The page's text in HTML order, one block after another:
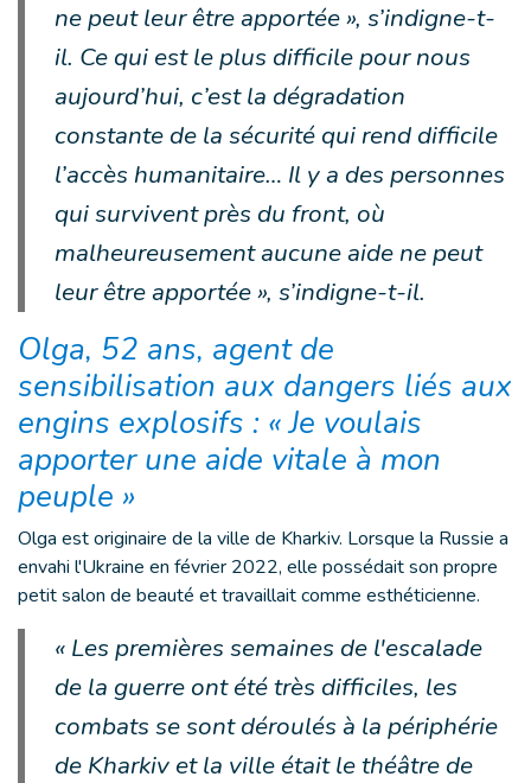
ne peut leur être apportée », s’indigne-t-
il. Ce qui est le plus difficile pour nous
aujourd’hui, c’est la dégradation
constante de la sécurité qui rend difficile
l’accès humanitaire… Il y a des personnes
qui survivent près du front, où
malheureusement aucune aide ne peut
leur être apportée », s’indigne-t-il.
Olga, 52 ans, agent de
sensibilisation aux dangers liés aux
engins explosifs : « Je voulais
apporter une aide vitale à mon
peuple »
Olga est originaire de la ville de Kharkiv. Lorsque la Russie a
envahi l'Ukraine en février 2022, elle possédait son propre
petit salon de beauté et travaillait comme esthéticienne.
« Les premières semaines de l'escalade
de la guerre ont été très difficiles, les
combats se sont déroulés à la périphérie
de Kharkiv et la ville était le théâtre de